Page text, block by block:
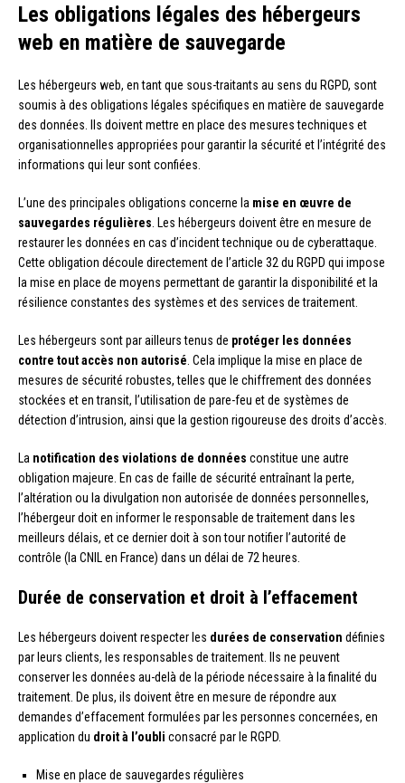
Les obligations légales des hébergeurs
web en matière de sauvegarde
Les hébergeurs web, en tant que sous-traitants au sens du RGPD, sont
soumis à des obligations légales spécifiques en matière de sauvegarde
des données. Ils doivent mettre en place des mesures techniques et
organisationnelles appropriées pour garantir la sécurité et l’intégrité des
informations qui leur sont confiées.
L’une des principales obligations concerne la mise en œuvre de
sauvegardes régulières . Les hébergeurs doivent être en mesure de
restaurer les données en cas d’incident technique ou de cyberattaque.
Cette obligation découle directement de l’article 32 du RGPD qui impose
la mise en place de moyens permettant de garantir la disponibilité et la
résilience constantes des systèmes et des services de traitement.
Les hébergeurs sont par ailleurs tenus de protéger les données
contre tout accès non autorisé . Cela implique la mise en place de
mesures de sécurité robustes, telles que le chiffrement des données
stockées et en transit, l’utilisation de pare-feu et de systèmes de
détection d’intrusion, ainsi que la gestion rigoureuse des droits d’accès.
La notification des violations de données constitue une autre
obligation majeure. En cas de faille de sécurité entraînant la perte,
l’altération ou la divulgation non autorisée de données personnelles,
l’hébergeur doit en informer le responsable de traitement dans les
meilleurs délais, et ce dernier doit à son tour notifier l’autorité de
contrôle (la CNIL en France) dans un délai de 72 heures.
Durée de conservation et droit à l’effacement
Les hébergeurs doivent respecter les durées de conservation définies
par leurs clients, les responsables de traitement. Ils ne peuvent
conserver les données au-delà de la période nécessaire à la finalité du
traitement. De plus, ils doivent être en mesure de répondre aux
demandes d’effacement formulées par les personnes concernées, en
application du droit à l’oubli consacré par le RGPD.
Mise en place de sauvegardes régulières